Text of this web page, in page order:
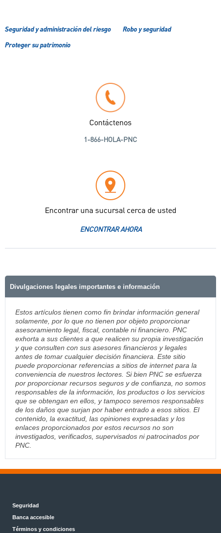
Seguridad y administración del riesgo
Robo y seguridad
Proteger su patrimonio
Contáctenos
1-866-HOLA-PNC
Encontrar una sucursal cerca de usted
ENCONTRAR AHORA
Divulgaciones legales importantes e información
Estos artículos tienen como fin brindar información general
solamente, por lo que no tienen por objeto proporcionar
asesoramiento legal, fiscal, contable ni financiero. PNC
exhorta a sus clientes a que realicen su propia investigación
y que consulten con sus asesores financieros y legales
antes de tomar cualquier decisión financiera. Este sitio
puede proporcionar referencias a sitios de internet para la
conveniencia de nuestros lectores. Si bien PNC se esfuerza
por proporcionar recursos seguros y de confianza, no somos
responsables de la información, los productos o los servicios
que se obtengan en ellos, y tampoco seremos responsables
de los daños que surjan por haber entrado a esos sitios. El
contenido, la exactitud, las opiniones expresadas y los
enlaces proporcionados por estos recursos no son
investigados, verificados, supervisados ni patrocinados por
PNC.
Seguridad
Banca accesible
Términos y condiciones